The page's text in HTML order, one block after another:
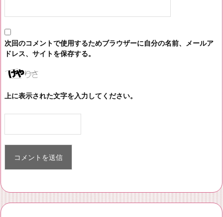
次回のコメントで使用するためブラウザーに自分の名前、メールア
ドレス、サイトを保存する。
上に表示された文字を入力してください。